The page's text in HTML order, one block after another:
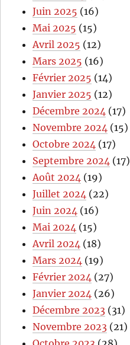
Juin 2025 (16)
Mai 2025 (15)
Avril 2025 (12)
Mars 2025 (16)
Février 2025 (14)
Janvier 2025 (12)
Décembre 2024 (17)
Novembre 2024 (15)
Octobre 2024 (17)
Septembre 2024 (17)
Août 2024 (19)
Juillet 2024 (22)
Juin 2024 (16)
Mai 2024 (15)
Avril 2024 (18)
Mars 2024 (19)
Février 2024 (27)
Janvier 2024 (26)
Décembre 2023 (31)
Novembre 2023 (21)